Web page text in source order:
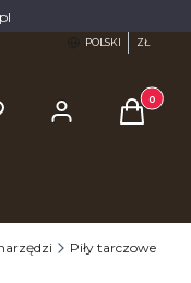
POLSKI ZŁ
Produkty
Piły tarczowe